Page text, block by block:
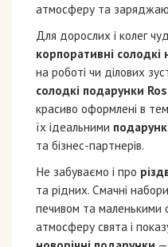
атмосферу та
Для дорослих і колег
корпоративні солодкі
на роботі чи ділових
солодкі подарунки
красиво оформлені в
їх ідеальними
та бізнес-партнерів.
Не забуваємо і про
та рідних. Смачні
печивом та
атмосферу свята і